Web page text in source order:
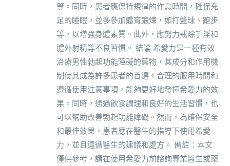
等。同時，患者應保持規律的作息時間，確保充
足的睡眠，並多參加體育鍛煉，如打籃球、跑步
等，以增強身體素質。此外，應努力戒除手淫和
體外射精等不良習慣。 結論 希愛力是一種有效
治療男性勃起功能障礙的藥物，其成分和作用機
制使其成為許多患者的首選。合理的服用時間和
遵循使用注意事項，能夠更好地發揮希愛力的效
果。同時，通過飲食調理和良好的生活習慣，也
可以幫助改善勃起功能障礙。然而，為確保安全
和最佳效果，患者應在醫生的指導下使用希愛
力，並且遵循醫生的建議和處方。 備註：本文
僅供參考，請在使用希愛力前諮詢專業醫生或藥